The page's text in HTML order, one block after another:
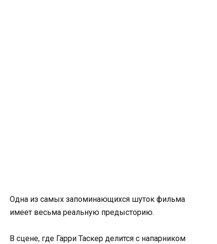
Одна из самых запоминающихся шуток фильма
имеет весьма реальную предысторию.
В сцене, где Гарри Таскер делится с напарником